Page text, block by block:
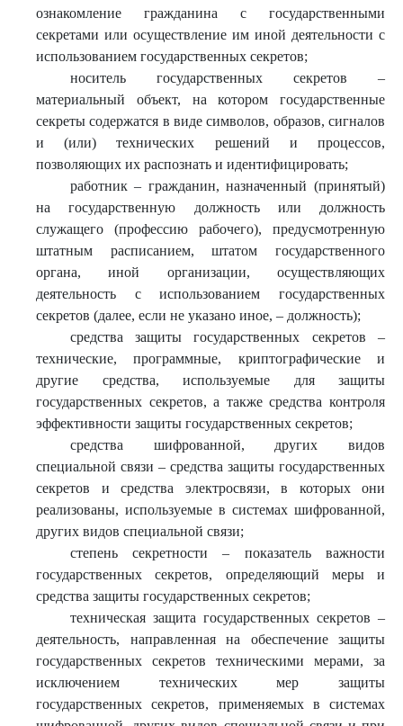
ознакомление гражданина с государственными
секретами или осуществление им иной деятельности с
использованием государственных секретов;
носитель государственных секретов –
материальный объект, на котором государственные
секреты содержатся в виде символов, образов, сигналов
и (или) технических решений и процессов,
позволяющих их распознать и идентифицировать;
работник – гражданин, назначенный (принятый)
на государственную должность или должность
служащего (профессию рабочего), предусмотренную
штатным расписанием, штатом государственного
органа, иной организации, осуществляющих
деятельность с использованием государственных
секретов (далее, если не указано иное, – должность);
средства защиты государственных секретов –
технические, программные, криптографические и
другие средства, используемые для защиты
государственных секретов, а также средства контроля
эффективности защиты государственных секретов;
средства шифрованной, других видов
специальной связи – средства защиты государственных
секретов и средства электросвязи, в которых они
реализованы, используемые в системах шифрованной,
других видов специальной связи;
степень секретности – показатель важности
государственных секретов, определяющий меры и
средства защиты государственных секретов;
техническая защита государственных секретов –
деятельность, направленная на обеспечение защиты
государственных секретов техническими мерами, за
исключением технических мер защиты
государственных секретов, применяемых в системах